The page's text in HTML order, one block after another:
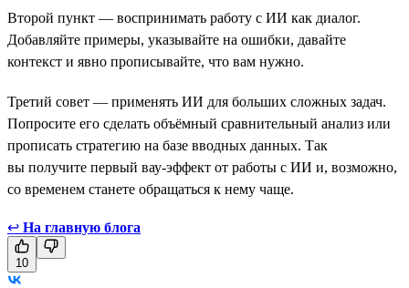
Второй пункт — воспринимать работу с ИИ как диалог.
Добавляйте примеры, указывайте на ошибки, давайте
контекст и явно прописывайте, что вам нужно.
Третий совет — применять ИИ для больших сложных задач.
Попросите его сделать объёмный сравнительный анализ или
прописать стратегию на базе вводных данных. Так
вы получите первый вау-эффект от работы с ИИ и, возможно,
со временем станете обращаться к нему чаще.
↩ На главную блога
10